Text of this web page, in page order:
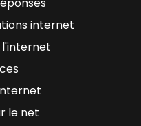
internet
l'internet
le net